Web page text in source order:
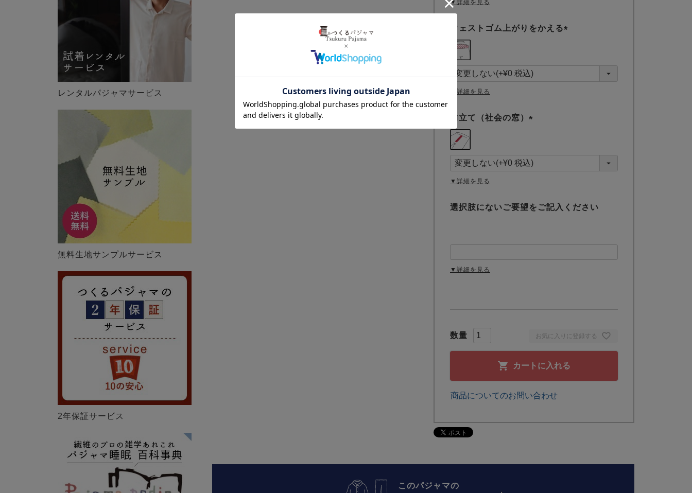
レンタルパジャマサービス
無料生地サンプルサービス
2年保証サービス
お気に入りに登録する
カートに入れる
▼詳細を見る
ウェストゴム上がりをかえる
須
)
▼詳細を見る
前立て（社会の窓）
須
)
▼詳細を見る
選択肢にないご要望をご記入ください
▼詳細を見る
商品についてのお問い合わせ
このパジャマの